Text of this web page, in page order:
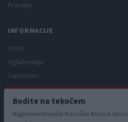
Prevalje
INFORMACIJE
O nas
Oglaševanje
Zaposlitev
Pravno obvestilo
Zasebnost in piškotki
Storitve
Bodite na tekočem
Najpomembnejše Koroške Novice